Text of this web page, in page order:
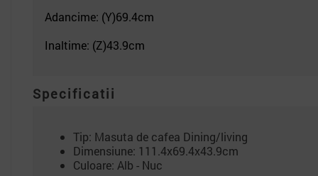
Adancime: (Y)69.4cm
Inaltime: (Z)43.9cm
Specificatii
Tip: Masuta de cafea Dining/living
Dimensiune: 111.4x69.4x43.9cm
Culoare: Alb - Nuc